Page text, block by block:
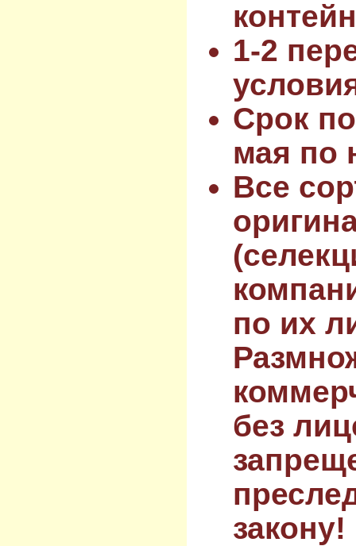
1-2
Срок
мая по
Все
по их
без
закону!